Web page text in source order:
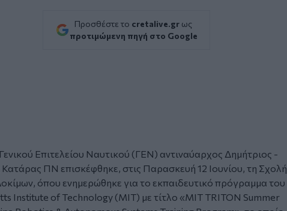
Προσθέστε το cretalive.gr ως
προτιμώμενη πηγή στο Google
Επιτελείου Ναυτικού (ΓΕΝ) αντιναύαρχος Δημήτριος -
Κατάρας ΠΝ επισκέφθηκε, στις Παρασκευή 12 Ιουνίου, τη Σχολή
όπου ενημερώθηκε για το εκπαιδευτικό πρόγραμμα του
Institute of Technology (MIT) με τίτλο «MIT TRITON Summer